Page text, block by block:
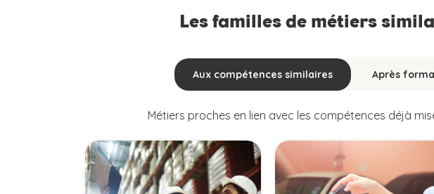
Les familles de métiers
Aux compétences similaires Après
Métiers proches en lien avec les compétences déjà